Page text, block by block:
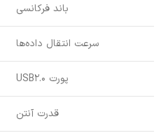
باند فرکانسی
سرعت انتقال داده‌ها
پورت USB2.0
قدرت آنتن